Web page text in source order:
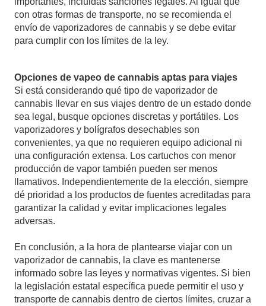
con otras formas de transporte, no se recomienda el
envío de vaporizadores de cannabis y se debe evitar
para cumplir con los límites de la ley.
Opciones de vapeo de cannabis aptas para viajes
Si está considerando qué tipo de vaporizador de
cannabis llevar en sus viajes dentro de un estado donde
sea legal, busque opciones discretas y portátiles. Los
vaporizadores y bolígrafos desechables son
convenientes, ya que no requieren equipo adicional ni
una configuración extensa. Los cartuchos con menor
producción de vapor también pueden ser menos
llamativos. Independientemente de la elección, siempre
dé prioridad a los productos de fuentes acreditadas para
garantizar la calidad y evitar implicaciones legales
adversas.
En conclusión, a la hora de plantearse viajar con un
vaporizador de cannabis, la clave es mantenerse
informado sobre las leyes y normativas vigentes. Si bien
la legislación estatal específica puede permitir el uso y
transporte de cannabis dentro de ciertos límites, cruzar a